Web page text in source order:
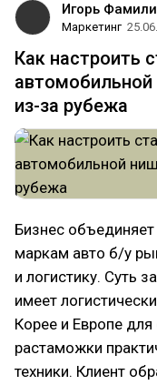
Игорь
Маркетинг
Как настроить
из-за рубежа
Бизнес
маркам авто б/у
и логистику. Суть
имеет
Корее и Европе
растаможки
техники. Клиент